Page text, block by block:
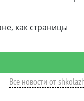
как страницы
Все новости от